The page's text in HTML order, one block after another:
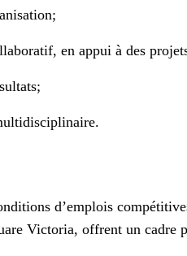
en appui à des
d’emplois
Victoria, offrent un cadre